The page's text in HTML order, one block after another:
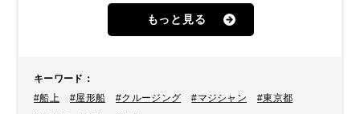
うことで、マジシャンをオススメさせ
もっと見る
キーワード ：
#船上
#屋形船 #クルージング #マジシャン
#東京都